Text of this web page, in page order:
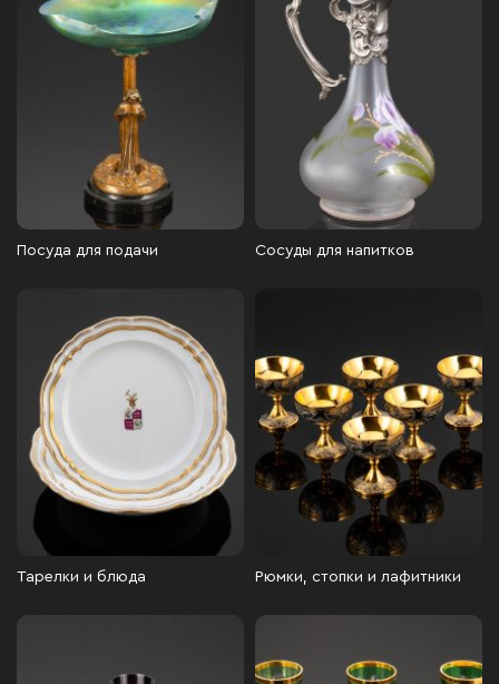
Посуда для подачи Сосуды для напитков
Тарелки и блюда Рюмки, стопки и лафитники